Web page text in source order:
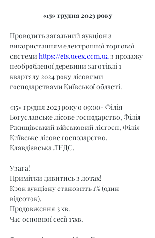
«15» грудня 2023 року
Проводить загальний аукціон з
використанням електронної торгової
системи https://ets.ueex.com.ua з продажу
необробленої деревини заготівлі 1
кварталу 2024 року лісовими
господарствами Київської області.
«15» грудня 2023 року о 09:00- Філія
Богуславське лісове господарство, Філія
Ржищівський військовий лісгосп, Філія
Київське лісове господарство,
Клавдієвська ЛНДС.
Увага!
Примітки дивитись в лотах!
Крок аукціону становить 1% (один
відсоток).
Продовження 3 хв.
Час основної сесії 15хв.